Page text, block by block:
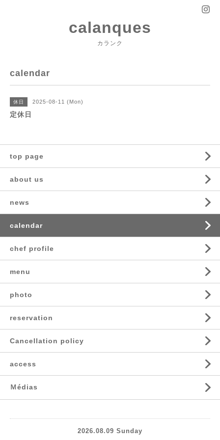
calanques
カランク
calendar
休日 2025-08-11 (Mon)
定休日
top page
about us
news
calendar
chef profile
menu
photo
reservation
Cancellation policy
access
Ｍédias
2026.08.09 Sunday